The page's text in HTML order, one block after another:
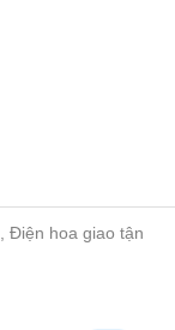
Điện hoa giao tận